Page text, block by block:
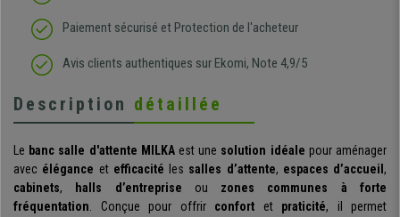
Paiement sécurisé et Protection de l'acheteur
Avis clients authentiques sur Ekomi, Note 4,9/5
Description détaillée
Le banc salle d'attente MILKAest une solution idéale pour aménager
avec élégance et efficacité les salles d’attente, espaces d’accueil ,
cabinets, halls d’entreprise ou zones communes à forte
fréquentation. Conçue pour offrir confort et praticité, il permet